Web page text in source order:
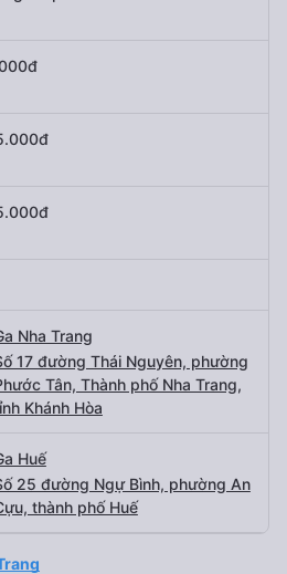
Nha Trang
17 đường Thái Nguyên, phường
Tân, Thành phố Nha Trang,
Khánh Hòa
Huế
25 đường Ngự Bình, phường An
thành phố Huế